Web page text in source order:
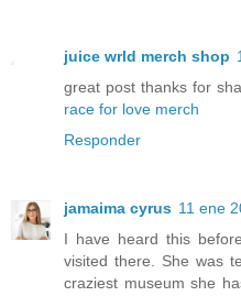
juice wrld merch shop
great post thanks for
race for love merch
Responder
jamaima cyrus 11 ene
I have heard this
visited there. She was
craziest museum she